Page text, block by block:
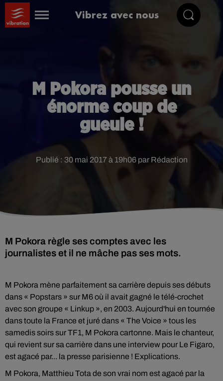
Vibrez avec nous
M Pokora pousse un
énorme coup de
gueule !
Publié : 30 mai 2017 à 19h06 par Rédaction
M Pokora règle ses comptes avec les
journalistes et il ne mâche pas ses mots.
M Pokora mène parfaitement sa carrière depuis ses débuts
dans « Popstars » sur M6 où il avait gagné le télé-crochet
avec son groupe « Linkup », en 2003. Aujourd'hui en tournée
dans toute la France et juré dans « The Voice » tous les
samedis soirs sur TF1, M Pokora cartonne. Mais le chanteur,
qui revient sur sa carrière dans une interview pour Le Figaro,
est agacé par... la presse parisienne ! Explications.
M Pokora, Matthieu Tota de son vrai nom est agacé par la